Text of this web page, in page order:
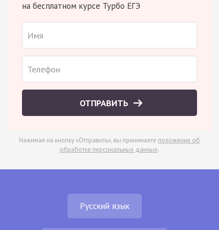
на бесплатном курсе Турбо ЕГЭ
ОТПРАВИТЬ
Нажимая на кнопку «Отправить», вы принимаете положение об
обработке персональных данных.
Русский язык